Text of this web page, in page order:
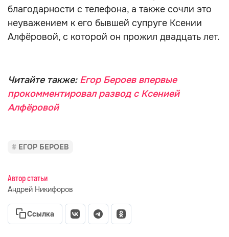
благодарности с телефона, а также сочли это
неуважением к его бывшей супруге Ксении
Алфёровой, с которой он прожил двадцать лет.
Читайте также: Егор Бероев впервые
прокомментировал развод с Ксенией
Алфёровой
ЕГОР БЕРОЕВ
Автор статьи
Андрей Никифоров
Ссылка